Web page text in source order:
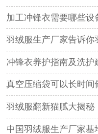
加工冲锋衣需要哪些设
羽绒服生产厂家告诉你
冲锋衣养护指南及洗护
真空压缩袋可以长时间储
羽绒服翻新猫腻大揭秘
中国羽绒服生产厂家基地